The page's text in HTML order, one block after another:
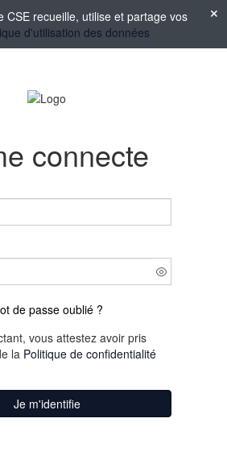
CSE recueille, utilise et partage vos
d'utilisation des données
connecte
de passe oublié ?
vous attestez avoir pris
la Politique de confidentialité
Je m'identifie